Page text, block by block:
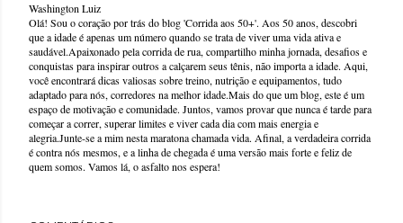
Washington Luiz
Olá! Sou o coração por trás do blog 'Corrida aos 50+'. Aos 50 anos, descobri
que a idade é apenas um número quando se trata de viver uma vida ativa e
saudável.Apaixonado pela corrida de rua, compartilho minha jornada, desafios e
conquistas para inspirar outros a calçarem seus tênis, não importa a idade. Aqui,
você encontrará dicas valiosas sobre treino, nutrição e equipamentos, tudo
adaptado para nós, corredores na melhor idade.Mais do que um blog, este é um
espaço de motivação e comunidade. Juntos, vamos provar que nunca é tarde para
começar a correr, superar limites e viver cada dia com mais energia e
alegria.Junte-se a mim nesta maratona chamada vida. Afinal, a verdadeira corrida
é contra nós mesmos, e a linha de chegada é uma versão mais forte e feliz de
quem somos. Vamos lá, o asfalto nos espera!